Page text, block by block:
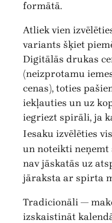
formātā.
Atliek vien
variants šķiet
Digitālās drukas
(neizprotamu
cenas), toties
iekļauties un uz
iegriezt spirāli, ja
Iesaku izvēlēties
un noteikti
nav jāskatās uz
jāraksta ar spirta
Tradicionāli —
izskaistināt